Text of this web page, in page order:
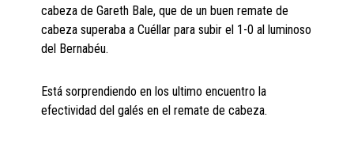
cabeza de Gareth Bale, que de un buen remate de
cabeza superaba a Cuéllar para subir el 1-0 al luminoso
del Bernabéu.
Está sorprendiendo en los ultimo encuentro la
efectividad del galés en el remate de cabeza.